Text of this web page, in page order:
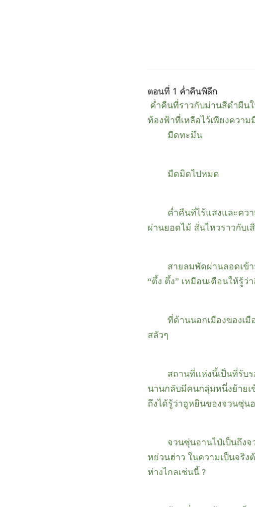
ตอนที่ 1 ค่ำคืนพิลึก
ค่ำคืนที่ราวกับม่านสีดำผืน
ท้องฟ้าที่เหลือไว้เพียงควา
มืดทะมึน
มืดมิดไปหมด
ค่ำคืนที่ไร้แสงและคว
ผ่านยอดไม้ สั่นไหวราวกับเ
สายลมพัดผ่านลอดเข้
“ตึ้ง ตึ้ง” เหมือนเตือนให้รู้
ที่ด้านนอกเมืองของเ
สลัวๆ
สถานที่แห่งนี้เป็นที่รับ
นานกลับมีคนกลุ่มหนึ่งย้ายเ
ถึงได้รู้ว่าฮูหยินของจวนซุ่น
จวนซุ่นอานไป๋เป็นถึง
หย่วนฮ่าว ในความเป็นจริ
ห่างไกลเช่นนี้ ?